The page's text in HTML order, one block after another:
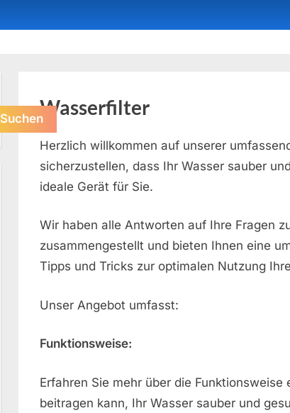
Wasserfilter
Herzlich willkommen auf unserer
sicherzustellen, dass Ihr Wasser sauber
ideale Gerät für Sie.
Wir haben alle Antworten auf Ihre Fragen
zusammengestellt und bieten Ihnen eine
Tipps und Tricks zur optimalen Nutzung
Unser Angebot umfasst:
Funktionsweise:
Erfahren Sie mehr über die
beitragen kann, Ihr Wasser sauber und
Suchen